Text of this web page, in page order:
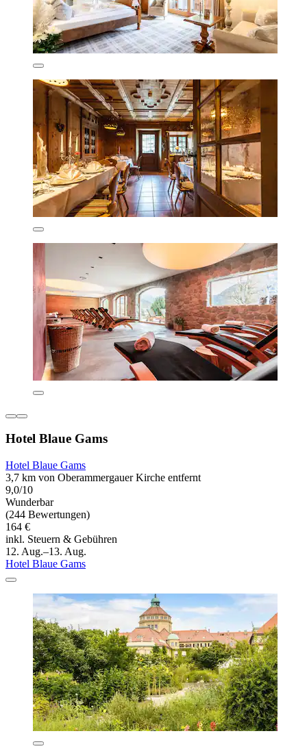
Hotel Blaue Gams
Hotel Blaue Gams
3,7 km von Oberammergauer Kirche entfernt
9,0/10
Wunderbar
(244 Bewertungen)
164 €
inkl. Steuern & Gebühren
12. Aug.–13. Aug.
Hotel Blaue Gams